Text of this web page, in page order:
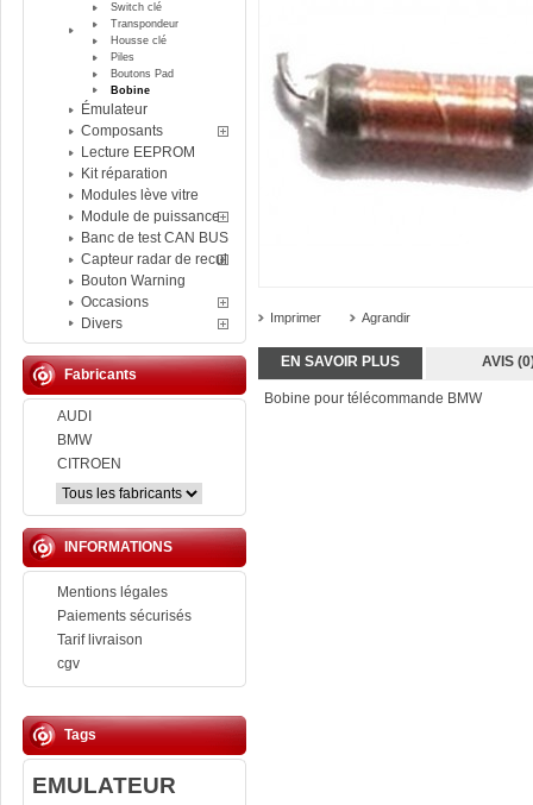
Switch clé
Transpondeur
Housse clé
Piles
Boutons Pad
Bobine
Émulateur
Composants
Lecture EEPROM
Kit réparation
Modules lève vitre
Module de puissance
Banc de test CAN BUS
Capteur radar de recul
Bouton Warning
Occasions
Divers
Fabricants
AUDI
BMW
CITROEN
INFORMATIONS
Mentions légales
Paiements sécurisés
Tarif livraison
cgv
Tags
EMULATEUR
Imprimer Agrandir
EN SAVOIR PLUS AVIS
Bobine pour télécommande BMW